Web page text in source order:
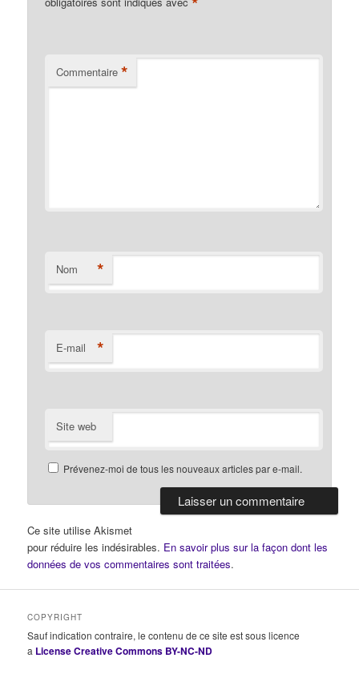
Commentaire *
Nom *
E-mail *
Site web
Prévenez-moi de tous les nouveaux articles par e-mail.
Ce site utilise Akismet
pour réduire les indésirables. En savoir plus sur la façon dont les
données de vos commentaires sont traitées.
COPYRIGHT
Sauf indication contraire, le contenu de ce site est sous licence
a License Creative Commons BY-NC-ND